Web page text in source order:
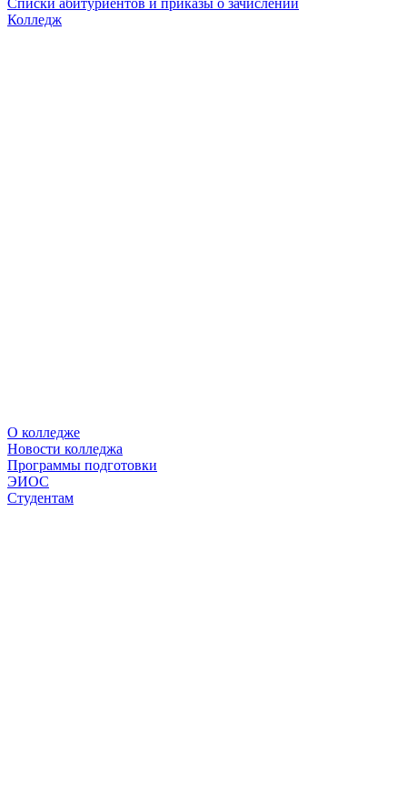
Списки абитуриентов и приказы о зачислении
Колледж
О колледже
Новости колледжа
Программы подготовки
ЭИОС
Студентам